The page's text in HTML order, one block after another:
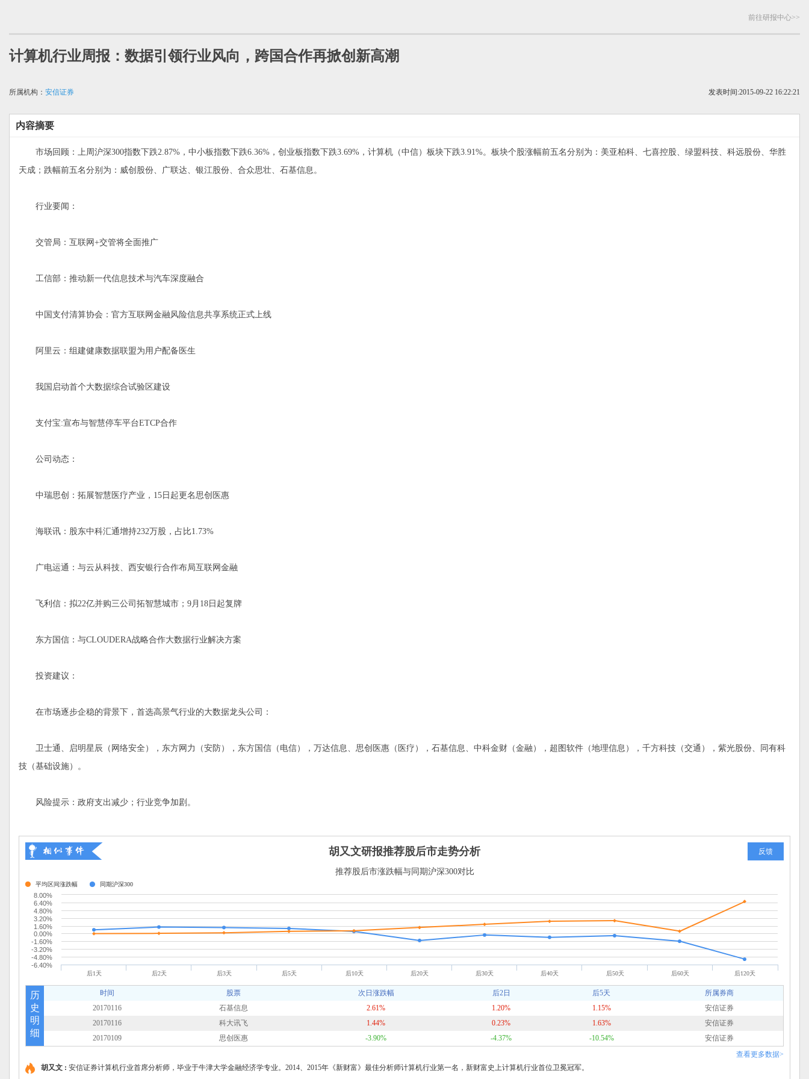
前往研报中心>>
计算机行业周报：数据引领行业风向，跨国合作再掀创新高潮
所属机构： 安信证券 发表时间:2015-09-22 16:22:21
内容摘要
市场回顾：上周沪深300指数下跌2.87%，中小板指数下跌6.36%，创业板指数下跌3.69%，计算机（中信）板块下跌3.91%。板块个股涨幅前五名分别为：美亚柏科、七喜控股、绿盟科技、科远股份、华胜
天成；跌幅前五名分别为：威创股份、广联达、银江股份、合众思壮、石基信息。
行业要闻：
交管局：互联网+交管将全面推广
工信部：推动新一代信息技术与汽车深度融合
中国支付清算协会：官方互联网金融风险信息共享系统正式上线
阿里云：组建健康数据联盟为用户配备医生
我国启动首个大数据综合试验区建设
支付宝:宣布与智慧停车平台ETCP合作
公司动态：
中瑞思创：拓展智慧医疗产业，15日起更名思创医惠
海联讯：股东中科汇通增持232万股，占比1.73%
广电运通：与云从科技、西安银行合作布局互联网金融
飞利信：拟22亿并购三公司拓智慧城市；9月18日起复牌
东方国信：与CLOUDERA战略合作大数据行业解决方案
投资建议：
在市场逐步企稳的背景下，首选高景气行业的大数据龙头公司：
卫士通、启明星辰（网络安全），东方网力（安防），东方国信（电信），万达信息、思创医惠（医疗），石基信息、中科金财（金融），超图软件（地理信息），千方科技（交通），紫光股份、同有科
技（基础设施）。
风险提示：政府支出减少；行业竞争加剧。
胡又文研报推荐股后市走势分析 反馈
推荐股后市涨跌幅与同期沪深300对比
平均区间涨跌幅 同期沪深300
后1天 后2天 后3天 后5天 后10天 后20天 后30天 后40天 后50天 后60天 后120天
-6.40%
-4.80%
-3.20%
-1.60%
0.00%
1.60%
3.20%
4.80%
6.40%
8.00%
历
史
明
细
时间 股票 次日涨跌幅 后2日 后5天
所属券商
20170116
石基信息 2.61% 1.20% 1.15%
安信证券
20170116
科大讯飞 1.44% 0.23% 1.63%
安信证券
20170109
思创医惠 -3.90% -4.37% -10.54%
安信证券
查看更多数据>
胡又文 : 安信证券计算机行业首席分析师，毕业于牛津大学金融经济学专业。2014、2015年《新财富》最佳分析师计算机行业第一名，新财富史上计算机行业首位卫冕冠军。